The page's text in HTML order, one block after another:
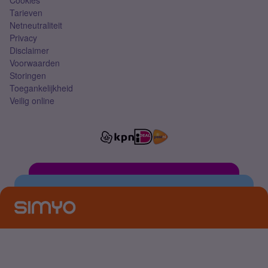
Tarieven
Netneutraliteit
Privacy
Disclaimer
Voorwaarden
Storingen
Toegankelijkheid
Veilig online